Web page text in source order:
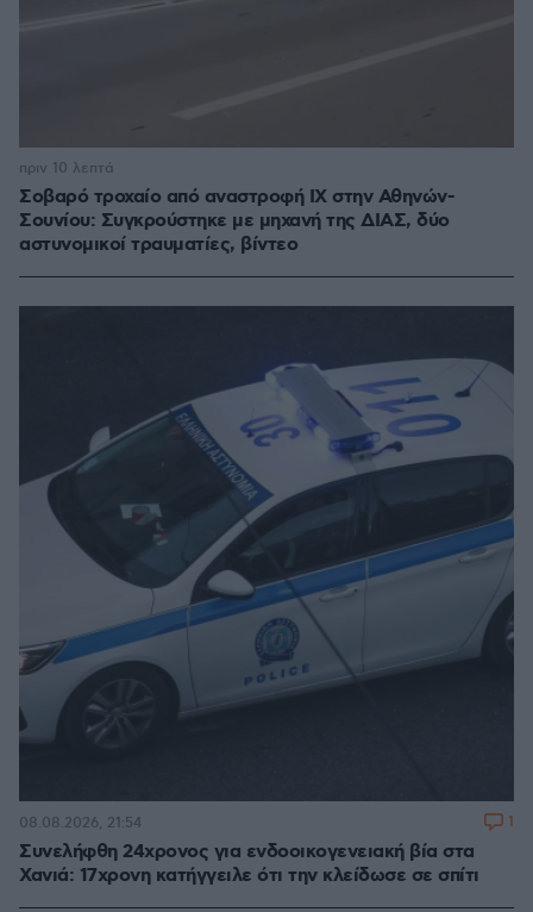
Σοβαρό τροχαίο από αναστροφή ΙΧ στην Αθηνών-
Σουνίου: Συγκρούστηκε με μηχανή της ΔΙΑΣ, δύο
αστυνομικοί τραυματίες, βίντεο
πριν 10 λεπτά
Συνελήφθη 24χρονος για ενδοοικογενειακή βία στα
Χανιά: 17χρονη κατήγγειλε ότι την κλείδωσε σε σπίτι
08.08.2026, 21:54 1